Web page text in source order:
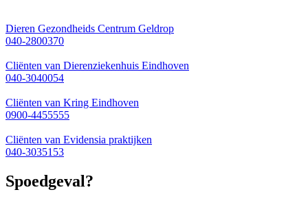
Dieren Gezondheids Centrum Geldrop
040-2800370
Cliënten van Dierenziekenhuis Eindhoven
040-3040054
Cliënten van Kring Eindhoven
0900-4455555
Cliënten van Evidensia praktijken
040-3035153
Spoedgeval?